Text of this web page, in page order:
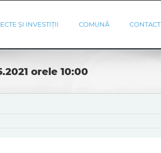
ȘI INVESTIȚII COMUNĂ CONTACT
orele 10:00